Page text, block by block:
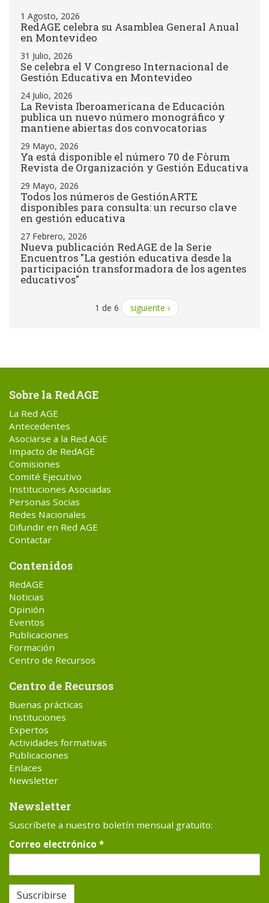
1 Agosto, 2026
RedAGE celebra su Asamblea General Anual
en Montevideo
31 Julio, 2026
Se celebra el V Congreso Internacional de
Gestión Educativa en Montevideo
24 Julio, 2026
La Revista Iberoamericana de Educación
publica un nuevo número monográfico y
mantiene abiertas dos convocatorias
29 Mayo, 2026
Ya está disponible el número 70 de Fòrum
Revista de Organización y Gestión Educativa
29 Mayo, 2026
Todos los números de GestiónARTE
disponibles para consulta: un recurso clave
en gestión educativa
27 Febrero, 2026
Nueva publicación RedAGE de la Serie
Encuentros "La gestión educativa desde la
participación transformadora de los agentes
educativos"
1 de 6 siguiente ›
Sobre la RedAGE
La Red AGE
Antecedentes
Asociarse a la Red AGE
Impacto de RedAGE
Comisiones
Comité Ejecutivo
Instituciones Asociadas
Personas Socias
Redes Nacionales
Difundir en Red AGE
Contactar
Contenidos
RedAGE
Noticias
Opinión
Eventos
Publicaciones
Formación
Centro de Recursos
Centro de Recursos
Buenas prácticas
Instituciones
Expertos
Actividades formativas
Publicaciones
Enlaces
Newsletter
Newsletter
Suscríbete a nuestro boletín mensual gratuito:
Correo electrónico *
Suscribirse